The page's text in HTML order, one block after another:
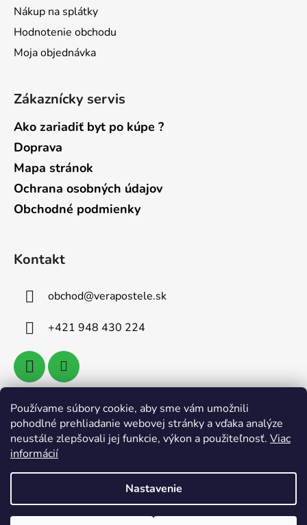
Používame súbory cookie, aby sme vám umožnili
pohodlné prehliadanie webovej stránky a vďaka analýze
neustále zlepšovali jej funkcie, výkon a použiteľnosť. Viac
informácií
Nastavenie
Nákup na splátky
Hodnotenie obchodu
Moja objednávka
Zákaznícky servis
Ako zariadiť byt po kúpe ?
Doprava
Mapa stránok
Ochrana osobných údajov
Obchodné podmienky
Kontakt
obchod@verapostele.sk
+421 948 430 224
Vyhľadávanie
Vytvoril Shoptet